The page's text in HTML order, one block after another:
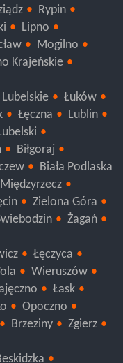
Brodnica
Rypin
Lipno
Mogilno
Łuków
Łęczna
Biłgoraj
Biała Podlaska
Międzyrzecz
Zielona Góra
Łęczyca
Wieruszów
Łask
Opoczno